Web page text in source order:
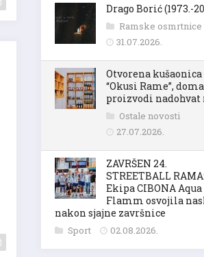
Drago Borić (1973.-
Ramske osmrtnice
31.07.2026.
Otvorena kušaonica
“Okusi Rame”,
proizvodi nadohvat
Ostale novosti
27.07.2026.
ZAVRŠEN 24.
STREETBALL RAMA:
Ekipa CIBONA Aqua
Flamm osvojila
nakon sjajne završnice
Sport 02.08.2026.